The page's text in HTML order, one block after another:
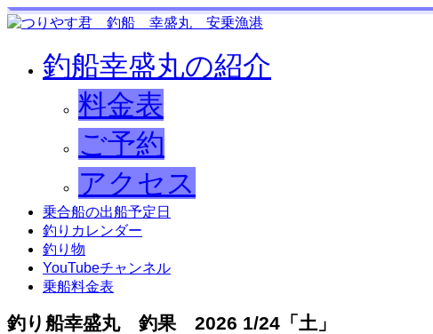
釣船幸盛丸の紹介
料金表
ご予約
アクセス
乗合船の出船予定日
釣りカレンダー
釣り物
YouTubeチャンネル
乗船料金表
釣り船幸盛丸 釣果 2026 1/24「土」